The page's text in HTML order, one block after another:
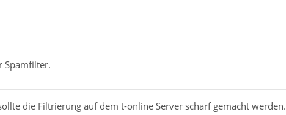
Spamfilter.
die Filtrierung auf dem t-online Server scharf gemacht werden.